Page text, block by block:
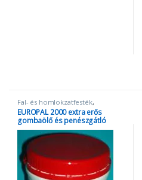
Fal- és homlokzatfesték,
Penészgátló és folttakaró festék
EUROPAL 2000 extra erős
gombaölő és penészgátló
falfesték